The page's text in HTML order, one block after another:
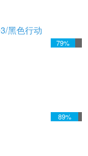
黑色行动
79%
89%